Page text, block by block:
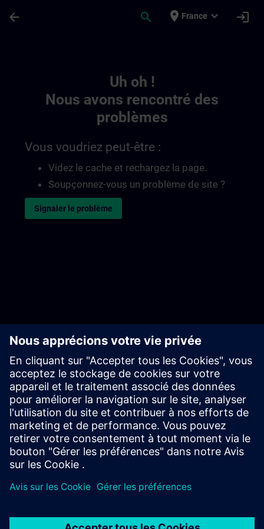
arrow_back search place France expand_more login
Uh oh !
Nous avons rencontré des
problèmes
Vous voudriez peut-être :
Videz le cache et rechargez la page.
Soupçonnez-vous un problème de site ?
Signaler le problème